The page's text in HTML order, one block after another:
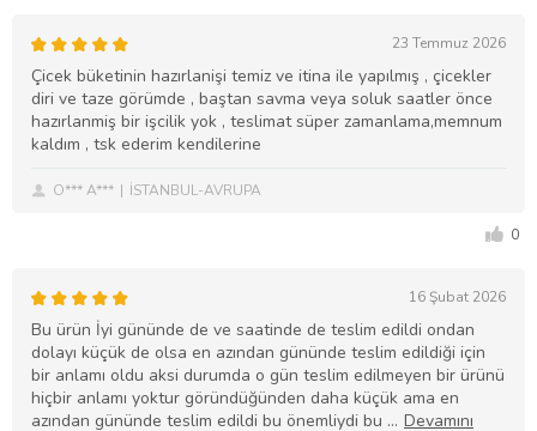
23 Temmuz 2026
Çicek büketinin hazırlanişi temiz ve itina ile yapılmış , çicekler
diri ve taze görümde , baştan savma veya soluk saatler önce
hazırlanmiş bir işcilik yok , teslimat süper zamanlama,memnum
kaldım , tsk ederim kendilerine
O*** A*** İSTANBUL-AVRUPA
0
16 Şubat 2026
Bu ürün İyi gününde de ve saatinde de teslim edildi ondan
dolayı küçük de olsa en azından gününde teslim edildiği için
bir anlamı oldu aksi durumda o gün teslim edilmeyen bir ürünü
hiçbir anlamı yoktur göründüğünden daha küçük ama en
azından gününde teslim edildi bu önemliydi bu